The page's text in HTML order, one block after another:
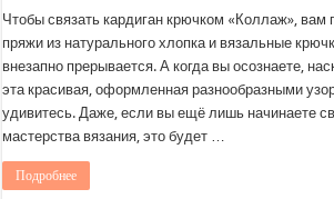
Чтобы связать кардиган крючком «Коллаж», вам
пряжи из натурального хлопка и вязальные
внезапно прерывается. А когда вы осознаете,
эта красивая, оформленная разнообразными
удивитесь. Даже, если вы ещё лишь начинаете
мастерства вязания, это будет …
Подробнее